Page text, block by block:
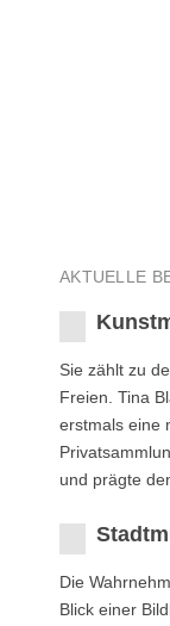
AKTUELLE
Sie zählt zu
Freien. Tina
erstmals eine
und prägte
Die
Blick einer